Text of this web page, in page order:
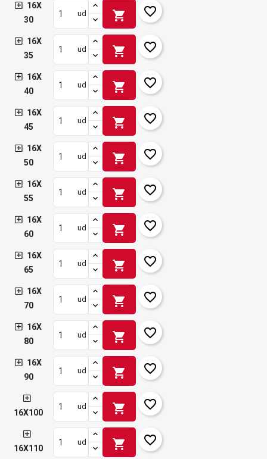
16X
30
ud shopping_cart favorite_border
16X
35
ud shopping_cart favorite_border
16X
40
ud shopping_cart favorite_border
16X
45
ud shopping_cart favorite_border
16X
50
ud shopping_cart favorite_border
16X
55
ud shopping_cart favorite_border
16X
60
ud shopping_cart favorite_border
16X
65
ud shopping_cart favorite_border
16X
70
ud shopping_cart favorite_border
16X
80
ud shopping_cart favorite_border
16X
90
ud shopping_cart favorite_border
16X100
ud shopping_cart favorite_border
16X110
ud shopping_cart favorite_border